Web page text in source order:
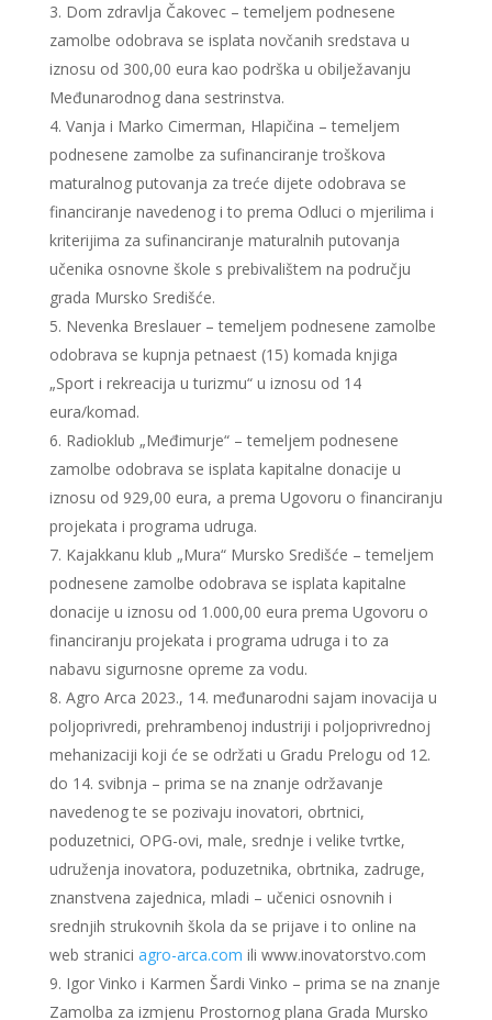
Dom zdravlja Čakovec – temeljem podnesene
zamolbe odobrava se isplata novčanih sredstava u
iznosu od 300,00 eura kao podrška u obilježavanju
Međunarodnog dana sestrinstva.
Vanja i Marko Cimerman, Hlapičina – temeljem
podnesene zamolbe za sufinanciranje troškova
maturalnog putovanja za treće dijete odobrava se
financiranje navedenog i to prema Odluci o mjerilima i
kriterijima za sufinanciranje maturalnih putovanja
učenika osnovne škole s prebivalištem na području
grada Mursko Središće.
Nevenka Breslauer – temeljem podnesene zamolbe
odobrava se kupnja petnaest (15) komada knjiga
„Sport i rekreacija u turizmu“ u iznosu od 14
eura/komad.
Radioklub „Međimurje“ – temeljem podnesene
zamolbe odobrava se isplata kapitalne donacije u
iznosu od 929,00 eura, a prema Ugovoru o financiranju
projekata i programa udruga.
Kajakkanu klub „Mura“ Mursko Središće – temeljem
podnesene zamolbe odobrava se isplata kapitalne
donacije u iznosu od 1.000,00 eura prema Ugovoru o
financiranju projekata i programa udruga i to za
nabavu sigurnosne opreme za vodu.
Agro Arca 2023., 14. međunarodni sajam inovacija u
poljoprivredi, prehrambenoj industriji i poljoprivrednoj
mehanizaciji koji će se održati u Gradu Prelogu od 12.
do 14. svibnja – prima se na znanje održavanje
navedenog te se pozivaju inovatori, obrtnici,
poduzetnici, OPG-ovi, male, srednje i velike tvrtke,
udruženja inovatora, poduzetnika, obrtnika, zadruge,
znanstvena zajednica, mladi – učenici osnovnih i
srednjih strukovnih škola da se prijave i to online na
web stranici agro-arca.com ili www.inovatorstvo.com
Igor Vinko i Karmen Šardi Vinko – prima se na znanje
Zamolba za izmjenu Prostornog plana Grada Mursko